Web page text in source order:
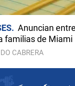
Anuncian
familias de Miami
CABRERA